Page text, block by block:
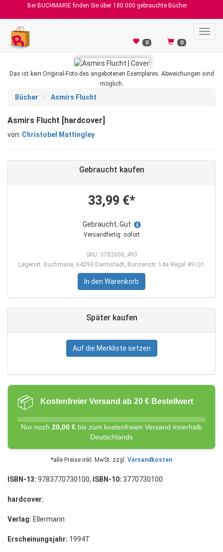
Bei BUCHMARIE finden Sie über 180.000 gebrauchte Bücher.
0 0
Das ist kein Original-Foto des angebotenen Exemplares. Abweichungen sind
möglich.
Bücher Asmirs Flucht
Asmirs Flucht [hardcover]
von: Christobel Mattingley
Gebraucht kaufen
33,99 €*
Gebraucht, Gut
Versandfertig: sofort
SKU: 3782600_493
Lagerort: Buchmarie, 64293 Darmstadt, Bunsenstr. 14a Regal 49101
In den Warenkorb
Später kaufen
Auf die Merkliste setzen
📦 Kostenfreier Versand ab 20 € Bestellwert
Nur noch 20,00 € bis zum kostenfreien Versand innerhalb
Deutschlands
*alle Preise inkl. MwSt. zzgl. Versandkosten
ISBN-13: 9783770730100, ISBN-10: 3770730100
hardcover:
Verlag: Ellermann
Erscheinungsjahr: 1994T